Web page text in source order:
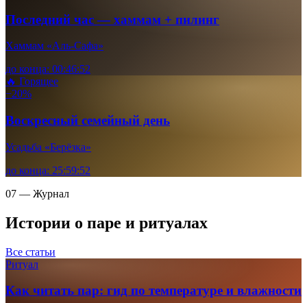
Последний час — хаммам + пилинг
Хаммам «Аль-Сафа»
до конца: 00:46:51
🔥 Горящее
−20%
Воскресный семейный день
Усадьба «Берёзка»
до конца: 25:59:51
07 — Журнал
Истории о паре и ритуалах
Все статьи
Ритуал
Как читать пар: гид по температуре и влажности